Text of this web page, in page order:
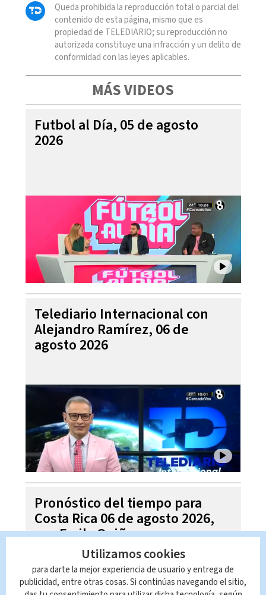
Queda prohibida la reproducción total o parcial del
contenido de esta página, mismo que es
propiedad de TELEDIARIO; su reproducción no
autorizada constituye una infracción y un delito de
conformidad con las leyes aplicables.
MÁS VIDEOS
Futbol al Día, 05 de agosto
2026
Telediario Internacional con
Alejandro Ramírez, 06 de
agosto 2026
Pronóstico del tiempo para
Costa Rica 06 de agosto 2026,
con Emily Quiñones
Utilizamos cookies
para darte la mejor experiencia de usuario y entrega de
publicidad, entre otras cosas. Si continúas navegando el sitio,